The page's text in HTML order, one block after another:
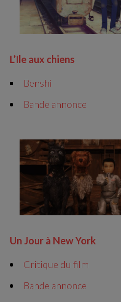
L’Ile aux chiens
Benshi
Bande annonce
Un Jour à New York
Critique du film
Bande annonce